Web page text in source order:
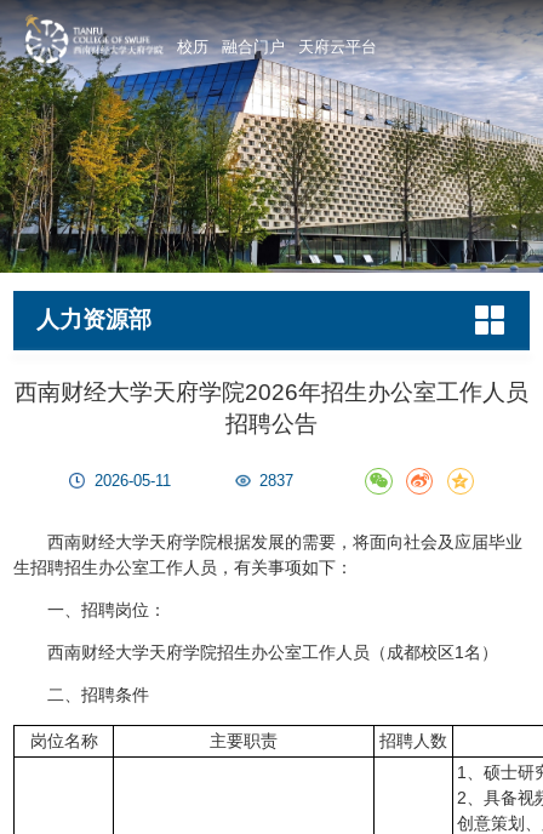
校历 融合门户 天府云平台
人力资源部
西南财经大学天府学院2026年招生办公室工作人员
招聘公告
2026-05-11 2837
西南财经大学天府学院根据发展的需要，将面向社会及应届毕业
生招聘招生办公室工作人员，有关事项如下：
一、招聘岗位：
西南财经大学天府学院招生办公室工作人员（成都校区1名）
二、招聘条件
岗位名称 主要职责 招聘人数
1、硕士研
2、具备视
创意策划